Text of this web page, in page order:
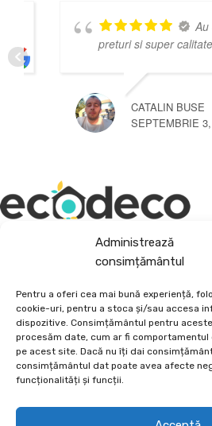
Administrează
consimțământul
Pentru a oferi cea mai bună experiență,
cookie-uri, pentru a stoca și/sau accesa
dispozitive. Consimțământul pentru
procesăm date, cum ar fi comportamentul
pe acest site. Dacă nu îți dai
consimțământul dat poate avea afecte
funcționalități și funcții.
Au de
preturi si super calitate!
CATALIN BUSE
SEPTEMBRIE 3, 2024
Depozit En-Gross și En-Detail
Piatră Decorativă și Plante Ornamentale
Preturi accesibile, calitate si diversitate.
DE 70, vis-a-vis de Termo Ișalnița,
+40760973126